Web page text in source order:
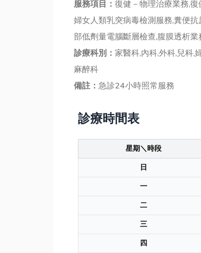
服務項目： 復健－物理治療業務,
婦女人類乳突病毒檢測服務,糞便
部低劑量電腦斷層檢查,腹膜透析業
診療科別： 家醫科,內科,外科,兒科,
麻醉科
備註： 急診24小時照常服務
診療時間表
星期＼時段
日
一
二
三
四